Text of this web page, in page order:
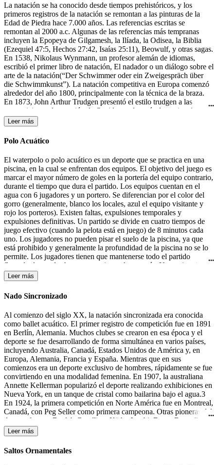
La natación se ha conocido desde tiempos prehistóricos, y los
primeros registros de la natación se remontan a las pinturas de la
Edad de Piedra hace 7.000 años. Las referencias escritas se
remontan al 2000 a.c. Algunas de las referencias más tempranas
incluyen la Epopeya de Gilgamesh, la Ilíada, la Odisea, la Biblia
(Ezequiel 47:5, Hechos 27:42, Isaías 25:11), Beowulf, y otras sagas.
En 1538, Nikolaus Wynmann, un profesor alemán de idiomas,
escribió el primer libro de natación, El nadador o un diálogo sobre el
arte de la natación(“Der Schwimmer oder ein Zweigespräch über
die Schwimmkunst”). La natación competitiva en Europa comenzó
alrededor del año 1800, principalmente con la técnica de la braza.
En 1873, John Arthur Trudgen presentó el estilo trudgen a las
competiciones de natación de Occidente, después de copiar el estilo
crol utilizado por los nativos americanos. Debido a la indiferencia
británica para las salpicaduras, Trudgen empleó una patada de tijera
en lugar de la patada de estilo crol. La natación formó parte de los
primeros Juegos Olímpicos modernos en 1896 en Atenas. En 1902
1908, se creo la Federación Internacional de Natación (FINA). El
estilo mariposa fue desarrollado en la década de 1930 y fue en un
primer momento una variante del estilo braza, hasta que fue
aceptado como un estilo independiente en 1952.
Leer más
Polo Acuático
El waterpolo o polo acuático es un deporte que se practica en una
piscina, en la cual se enfrentan dos equipos. El objetivo del juego es
marcar el mayor número de goles en la portería del equipo contrario,
durante el tiempo que dura el partido. Los equipos cuentan en el
agua con 6 jugadores y un portero. Se diferencian por el color del
gorro (generalmente, blanco los locales, azul el equipo visitante y
rojo los porteros). Existen faltas, expulsiones temporales y
expulsiones definitivas. Un partido se divide en cuatro tiempos de
juego efectivo (cuando la pelota está en juego) de 8 minutos cada
uno. Los jugadores no pueden pisar el suelo de la piscina, ya que
está prohibido y generalmente la profundidad de la piscina no se lo
permite. Los jugadores tienen que mantenerse todo el partido
flotando, lo que les hace consumir mucha energía. Un equipo tiene
30 segundos de posesión de la pelota para efectuar un lanzamiento a
la portería contraria.
Leer más
Nado Sincronizado
Al comienzo del siglo XX, la natación sincronizada era conocida
como ballet acuático. El primer registro de competición fue en 1891
en Berlín, Alemania. Muchos clubes se crearon en esa época y el
deporte se fue desarrollando de forma simultánea en varios países,
incluyendo Australia, Canadá, Estados Unidos de América y, en
Europa, Alemania, Francia y España. Mientras que en sus
comienzos era un deporte exclusivo de hombres, rápidamente se fue
convirtiendo en una modalidad femenina. En 1907, la australiana
Annette Kellerman popularizó el deporte realizando exhibiciones en
Nueva York, en un tanque de cristal como bailarina bajo el agua.3
En 1924, la primera competición en Norte América fue en Montreal,
Canadá, con Peg Seller como primera campeona. Otras pioneras del
deporte fueron: Beulah Gundling, Käthe Jacobi, Dawn Bean, Billie
MacKellar, Teresa Anderson y Gail Johnson. Muchas de las
competiciones de esos días todavía se desarrollaban en lagos y ríos.
Durante los años 30 del siglo XX tuvieron lugar las primeras
competiciones en Alemania, Canadá y los Estados Unidos.4 En
Leer más
Saltos Ornamentales